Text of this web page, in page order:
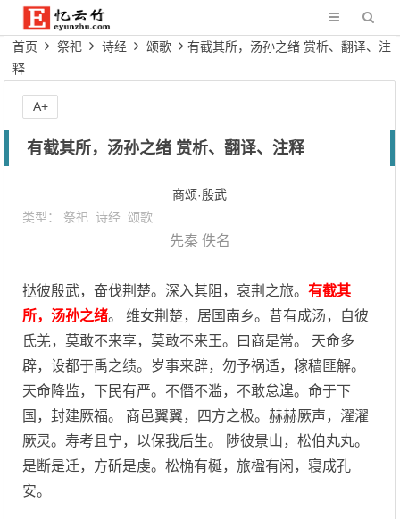
首页 祭祀 诗经 颂歌
有截其所，汤孙之绪 赏析、翻译、注
释
有截其所，汤孙之绪 赏析、翻译、注释
商颂·殷武
类型： 祭祀 诗经 颂歌
先秦 佚名
挞彼殷武，奋伐荆楚。深入其阻，裒荆之旅。有截其
所，汤孙之绪。 维女荆楚，居国南乡。昔有成汤，自彼
氐羌，莫敢不来享，莫敢不来王。曰商是常。 天命多
辟，设都于禹之绩。岁事来辟，勿予祸适，稼穑匪解。
天命降监，下民有严。不僭不滥，不敢怠遑。命于下
国，封建厥福。 商邑翼翼，四方之极。赫赫厥声，濯濯
厥灵。寿考且宁，以保我后生。 陟彼景山，松伯丸丸。
是断是迁，方斫是虔。松桷有梴，旅楹有闲，寝成孔
安。
A+